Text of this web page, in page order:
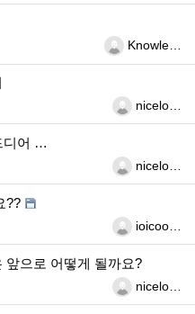
등록자Knowle…
등록자nicelo…
디어 …
등록자nicelo…
??
등록자ioicoo…
앞으로 어떻게 될까요?
등록자nicelo…